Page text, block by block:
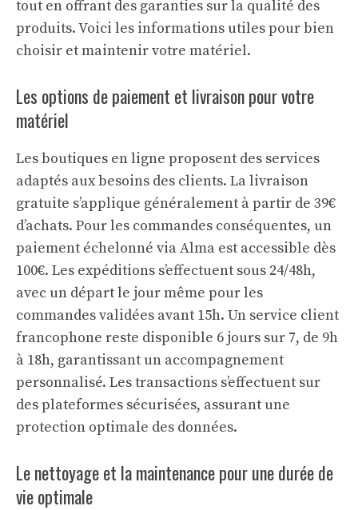
tout en offrant des garanties sur la qualité des
produits. Voici les informations utiles pour bien
choisir et maintenir votre matériel.
Les options de paiement et livraison pour votre
matériel
Les boutiques en ligne proposent des services
adaptés aux besoins des clients. La livraison
gratuite s’applique généralement à partir de 39€
d’achats. Pour les commandes conséquentes, un
paiement échelonné via Alma est accessible dès
100€. Les expéditions s’effectuent sous 24/48h,
avec un départ le jour même pour les
commandes validées avant 15h. Un service client
francophone reste disponible 6 jours sur 7, de 9h
à 18h, garantissant un accompagnement
personnalisé. Les transactions s’effectuent sur
des plateformes sécurisées, assurant une
protection optimale des données.
Le nettoyage et la maintenance pour une durée de
vie optimale